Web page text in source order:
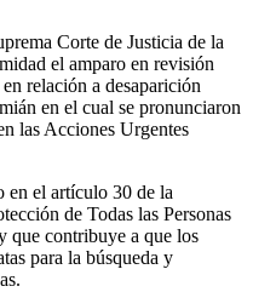
Corte de Justicia de la
el amparo en revisión
relación a desaparición
en el cual se pronunciaron
las Acciones Urgentes
en el artículo 30 de la
de Todas las Personas
que contribuye a que los
para la búsqueda y